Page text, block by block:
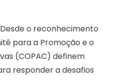
Desde o reconhecimento
para a Promoção e o
(COPAC) definem
responder a desafios